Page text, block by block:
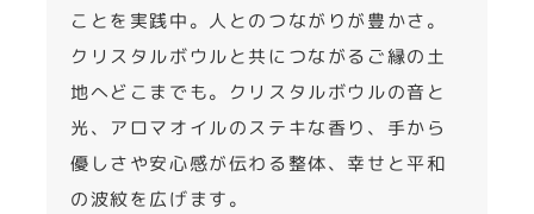
ことを実践中。人とのつながりが豊かさ。
クリスタルボウルと共につながるご縁の土
地へどこまでも。クリスタルボウルの音と
光、アロマオイルのステキな香り、手から
優しさや安心感が伝わる整体、幸せと平和
の波紋を広げます。